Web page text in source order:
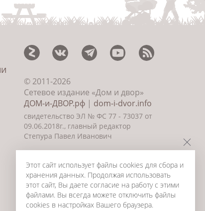
© 2011-2026
Сетевое издание «Дом и двор»
ДОМ-и-ДВОР.рф| dom-i-dvor.info
свидетельство ЭЛ № ФС 77 - 73037 от
09.06.2018г., главный редактор
Степура Павел Иванович
«ИнфоДизайн» 2011—2026
Этот сайт использует файлы cookies для сбора и
хранения данных. Продолжая использовать
этот сайт, Вы даете согласие на работу с этими
файлами. Вы всегда можете отключить файлы
cookies в настройках Вашего браузера.